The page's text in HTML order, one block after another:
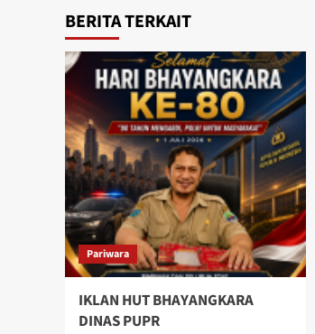
BERITA TERKAIT
Pariwara
IKLAN HUT BHAYANGKARA
DINAS PUPR